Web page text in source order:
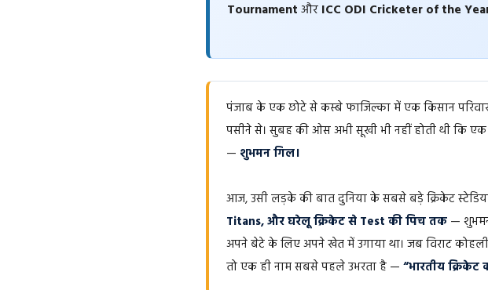
Tournament और ICC ODI Cricketer of the
पंजाब के एक छोटे से कस्बे फाजिल्का में एक किसान
पसीने से। सुबह की ओस अभी सूखी भी नहीं होती थी कि
— शुभमन गिल।
आज, उसी लड़के की बात दुनिया के सबसे बड़े क्रिकेट
Titans, और घरेलू क्रिकेट से Test की पिच तक —
अपने बेटे के लिए अपने खेत में उगाया था। जब विराट
तो एक ही नाम सबसे पहले उभरता है — “भारतीय